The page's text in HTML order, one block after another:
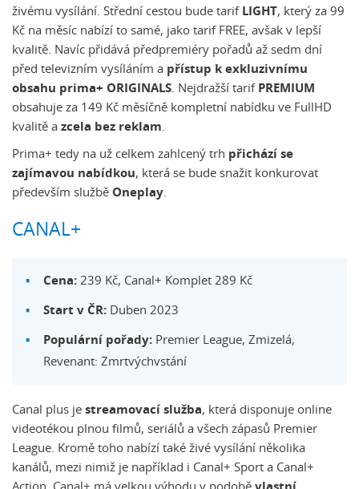
živému vysílání. Střední cestou bude tarif LIGHT, který za 99
Kč na měsíc nabízí to samé, jako tarif FREE, avšak v lepší
kvalitě. Navíc přidává předpremiéry pořadů až sedm dní
před televizním vysíláním a přístup k exkluzivnímu
obsahu prima+ ORIGINALS. Nejdražší tarif PREMIUM
obsahuje za 149 Kč měsíčně kompletní nabídku ve FullHD
kvalitě a zcela bez reklam.
Prima+ tedy na už celkem zahlcený trh přichází se
zajímavou nabídkou, která se bude snažit konkurovat
především službě Oneplay.
CANAL+
Cena:239 Kč, Canal+ Komplet 289 Kč
Start v ČR:Duben 2023
Populární pořady:Premier League, Zmizelá,
Revenant: Zmrtvýchvstání
Canal plus je streamovací služba, která disponuje online
videotékou plnou filmů, seriálů a všech zápasů Premier
League. Kromě toho nabízí také živé vysílání několika
kanálů, mezi nimiž je například i Canal+ Sport a Canal+